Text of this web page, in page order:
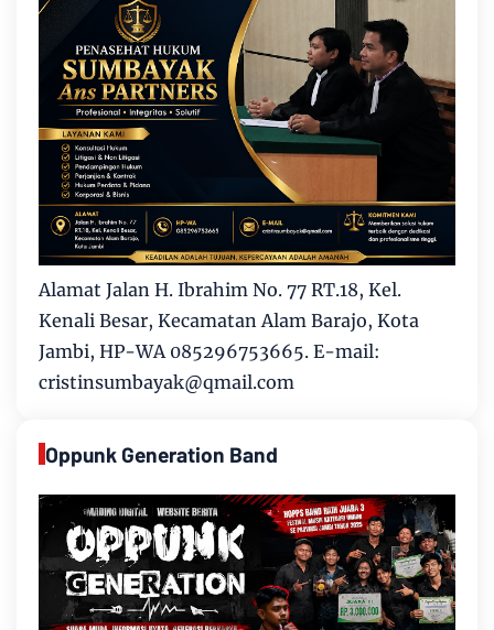
Alamat Jalan H. Ibrahim No. 77 RT.18, Kel.
Kenali Besar, Kecamatan Alam Barajo, Kota
Jambi, HP-WA 085296753665. E-mail:
cristinsumbayak@qmail.com
Oppunk Generation Band